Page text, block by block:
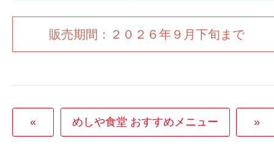
販売期間：２０２６年９月下旬まで
« めしや食堂 おすすめメニュー »